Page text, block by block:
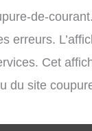
de-
erreurs.
Cet
du site